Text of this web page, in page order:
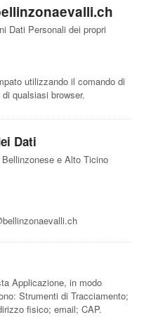
Dati Personali dei propri
utilizzando il comando di
qualsiasi browser.
Dati
e Alto Ticino
Applicazione, in modo
Strumenti di Tracciamento;
fisico; email; CAP.